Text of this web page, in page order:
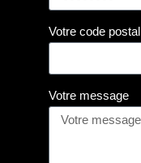
Votre code postal
Votre message